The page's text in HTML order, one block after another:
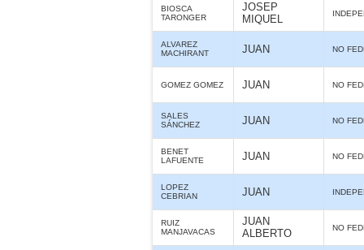
BIOSCA
TARONGER
JOSEP
MIQUEL
ALVAREZ
MACHIRANT
JUAN NO
GOMEZ GOMEZ JUAN NO
SALES
SÁNCHEZ
JUAN NO
BENET
LAFUENTE
JUAN NO
LOPEZ
CEBRIAN
JUAN
RUIZ
MANJAVACAS
JUAN
ALBERTO
NO